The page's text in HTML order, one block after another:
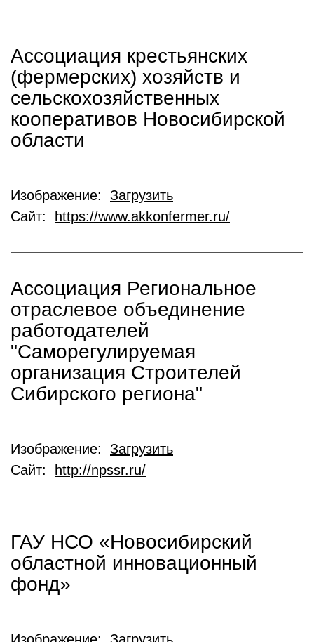
Ассоциация крестьянских
(фермерских) хозяйств и
сельскохозяйственных
кооперативов Новосибирской
области
Изображение: Загрузить
Сайт:
https://www.akkonfermer.ru/
Ассоциация Региональное
отраслевое объединение
работодателей
"Саморегулируемая
организация Строителей
Сибирского региона"
Изображение: Загрузить
Сайт:
http://npssr.ru/
ГАУ НСО «Новосибирский
областной инновационный
фонд»